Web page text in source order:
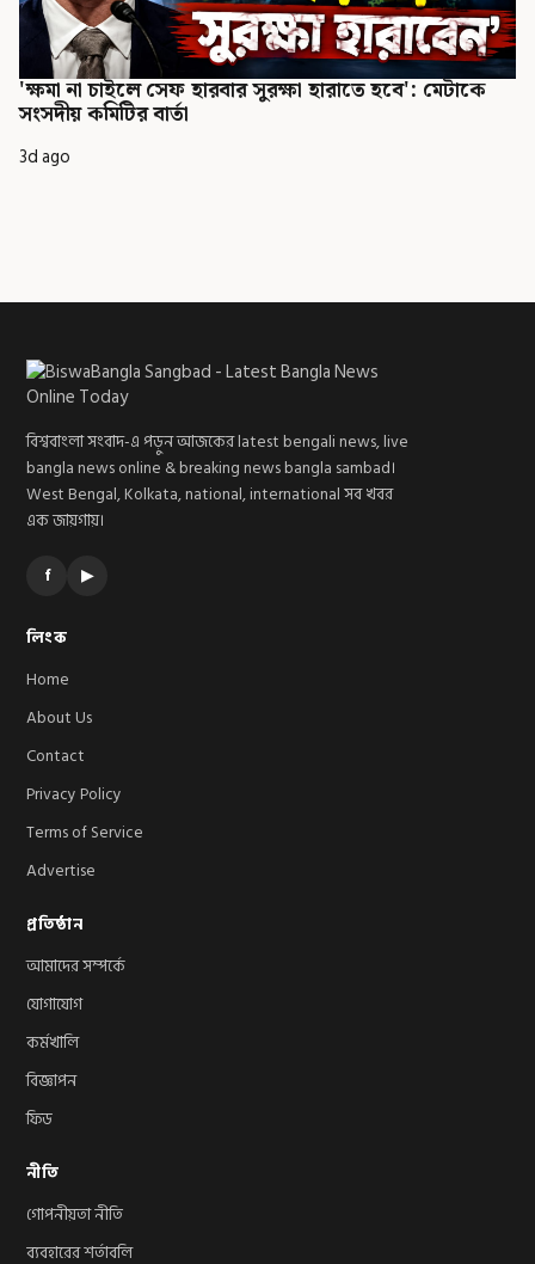
'ক্ষমা না চাইলে সেফ হারবার সুরক্ষা হারাতে হবে': মেটাকে
সংসদীয় কমিটির বার্তা
3d ago
বিশ্ববাংলা সংবাদ-এ পড়ুন আজকের latest bengali news, live
bangla news online & breaking news bangla sambad।
West Bengal, Kolkata, national, international সব খবর
এক জায়গায়।
f ▶
লিংক
Home
About Us
Contact
Privacy Policy
Terms of Service
Advertise
প্রতিষ্ঠান
আমাদের সম্পর্কে
যোগাযোগ
কর্মখালি
বিজ্ঞাপন
ফিড
নীতি
গোপনীয়তা নীতি
ব্যবহারের শর্তাবলি